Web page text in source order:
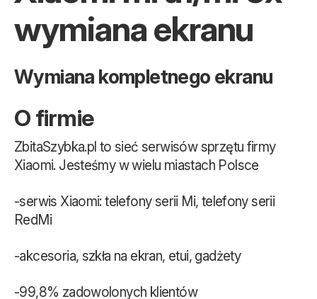
wymiana ekranu
Wymiana kompletnego ekranu
O firmie
ZbitaSzybka.pl to sieć serwisów sprzętu firmy
Xiaomi. Jesteśmy w wielu miastach Polsce
-serwis Xiaomi: telefony serii Mi, telefony serii
RedMi
-akcesoria, szkła na ekran, etui, gadżety
-99,8% zadowolonych klientów